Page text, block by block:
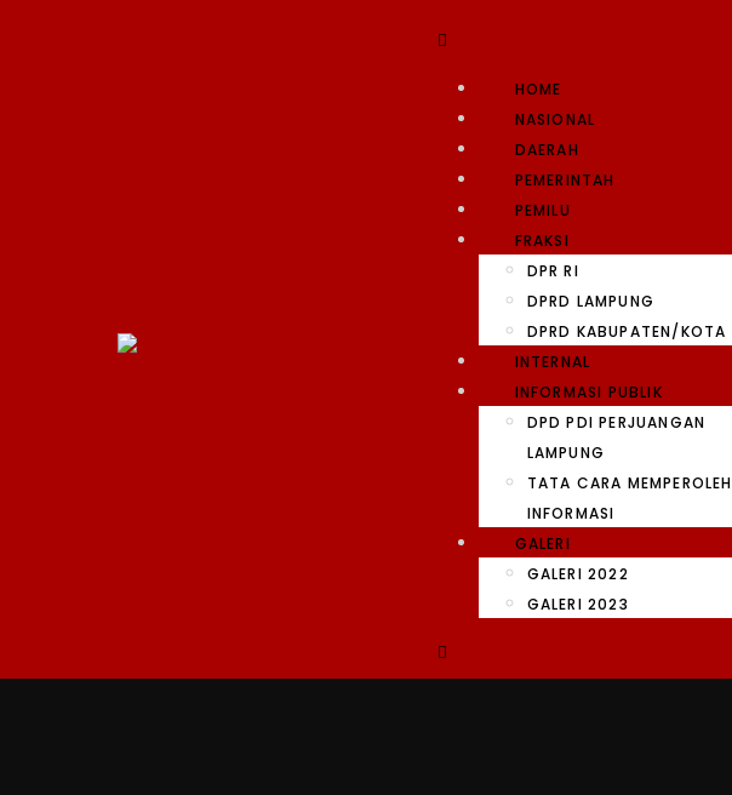
HOME
NASIONAL
DAERAH
PEMERINTAH
PEMILU
FRAKSI
DPR RI
DPRD LAMPUNG
DPRD KABUPATEN/KOTA
INTERNAL
INFORMASI PUBLIK
DPD PDI PERJUANGAN
LAMPUNG
TATA CARA MEMPEROLEH
INFORMASI
GALERI
GALERI 2022
GALERI 2023